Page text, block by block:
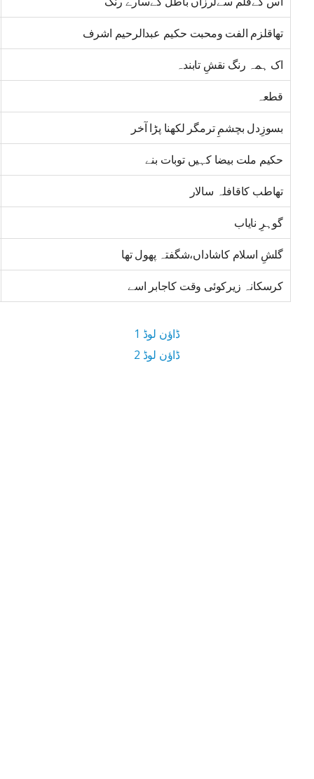
تھاقلزم الفت ومحبت حکیم عبدالرحیم اشرف
اک ہمہ رنگ نقشِ تابندہ
قطعہ
بسوزِدل بچشمِ ترمگر لکھنا پڑا آخر
حکیم ملت بیضا کہیں توبات بنے
تھاطب کاقافلہ سالار
گوہرِ نایاب
گلشِ اسلام کاشاداں،شگفتہ پھول تھا
کرسکانہ زیرکوئی وقت کاجابر اسے
ڈاؤن لوڈ 1
ڈاؤن لوڈ 2